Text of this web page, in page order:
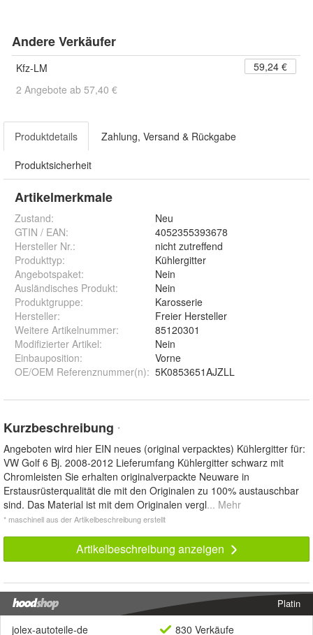
Andere Verkäufer
Kfz-LM
59,24 €
2 Angebote ab 57,40 €
Produktdetails Zahlung, Versand & Rückgabe
Produktsicherheit
Artikelmerkmale
Zustand:
Neu
GTIN / EAN:
4052355393678
Hersteller Nr.:
nicht zutreffend
Produkttyp:
Kühlergitter
Angebotspaket:
Nein
Ausländisches Produkt:
Nein
Produktgruppe:
Karosserie
Hersteller:
Freier Hersteller
Weitere Artikelnummer:
85120301
Modifizierter Artikel:
Nein
Einbauposition:
Vorne
OE/OEM Referenznummer(n): 5K0853651AJZLL
Kurzbeschreibung *
Angeboten wird hier EIN neues (original verpacktes) Kühlergitter für:
VW Golf 6 Bj. 2008-2012 Lieferumfang Kühlergitter schwarz mit
Chromleisten Sie erhalten originalverpackte Neuware in
Erstausrüsterqualität die mit den Originalen zu 100% austauschbar
sind. Das Material ist mit dem Originalen vergl... Mehr
* maschinell aus der Artikelbeschreibung erstellt
Artikelbeschreibung anzeigen
Platin
jolex-autoteile-de
830 Verkäufe